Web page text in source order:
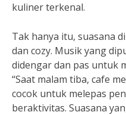
kuliner terkenal.
Tak hanya itu, suasana
dan cozy. Musik yang
didengar dan pas untuk
“Saat malam tiba, cafe
cocok untuk melepas
beraktivitas. Suasana